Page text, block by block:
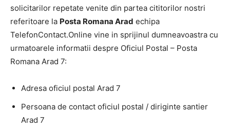
solicitarilor repetate venite din partea cititorilor nostri
referitoare la Posta Romana Arad echipa
TelefonContact.Online vine in sprijinul dumneavoastra cu
urmatoarele informatii despre Oficiul Postal – Posta
Romana Arad 7:
Adresa oficiul postal Arad 7
Persoana de contact oficiul postal / diriginte santier
Arad 7